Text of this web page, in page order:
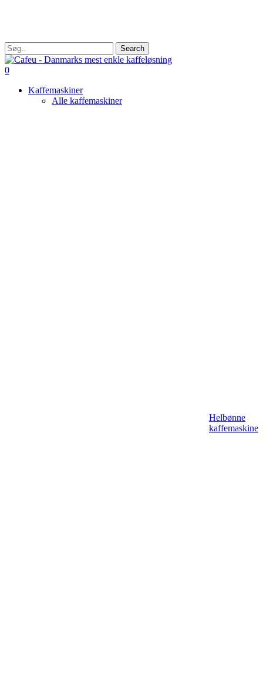
content
Search
Close
Search
search
0
Kaffemaskiner
Alle kaffemaskiner
Helbønne
kaffemaskine